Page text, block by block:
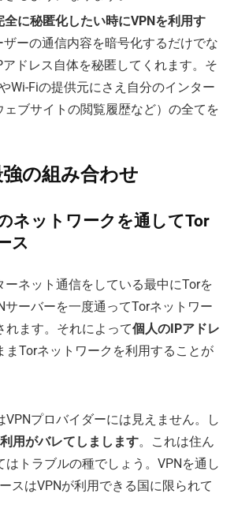
に秘匿化したい時にVPNを利用す
ザーの通信内容を暗号化するだけでな
アドレス自体を秘匿してくれます。そ
Wi-Fiの提供元にさえ自分のインター
ェブサイトの閲覧履歴など）の全てを
の組み合わせ
ネットワークを通してTor
ス
ーネット通信をしている最中にTorを
サーバーを一度通ってTorネットワー
れます。それによって個人のIPアドレ
まTorネットワークを利用することが
VPNプロバイダーには見えません。し
用がバレてしまします。これは住ん
はトラブルの種でしょう。VPNを通し
スはVPNが利用できる国に限られて